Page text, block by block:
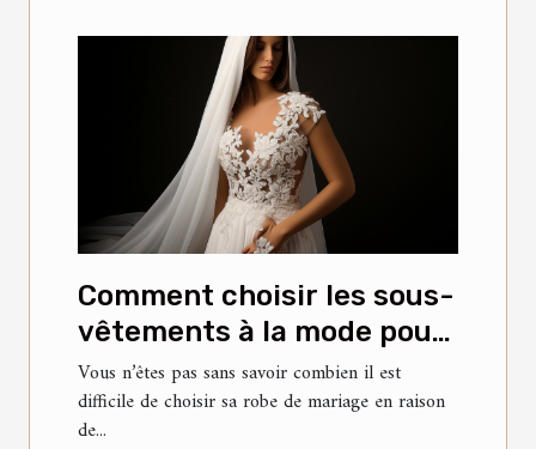
Comment choisir les sous-
vêtements à la mode pour
votre robe de mariée ?
Vous n’êtes pas sans savoir combien il est
difficile de choisir sa robe de mariage en raison
de...